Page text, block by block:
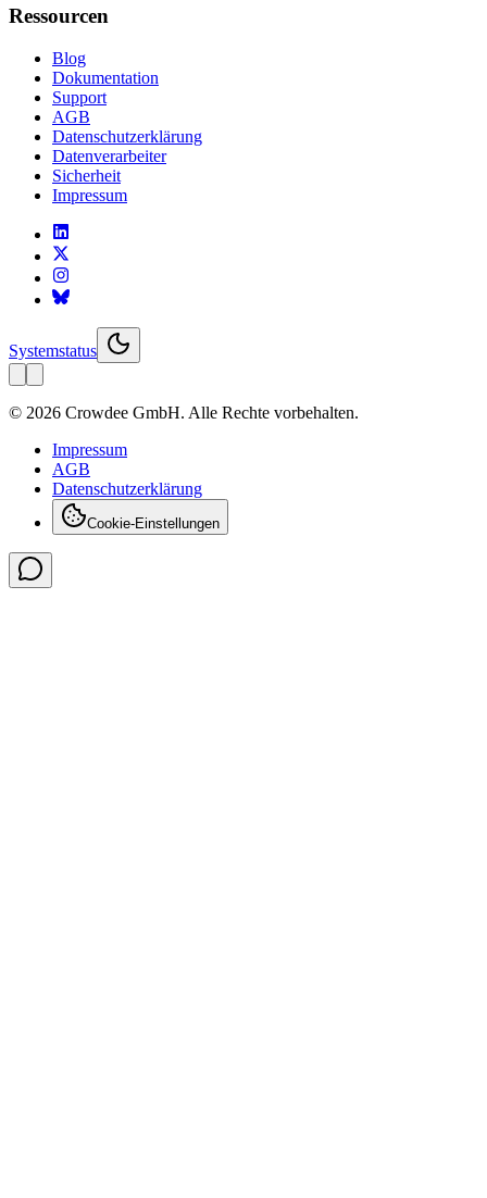
Ressourcen
Blog
Dokumentation
Support
AGB
Datenschutzerklärung
Datenverarbeiter
Sicherheit
Impressum
Systemstatus
© 2026 Crowdee GmbH. Alle Rechte vorbehalten.
Impressum
AGB
Datenschutzerklärung
Cookie-Einstellungen